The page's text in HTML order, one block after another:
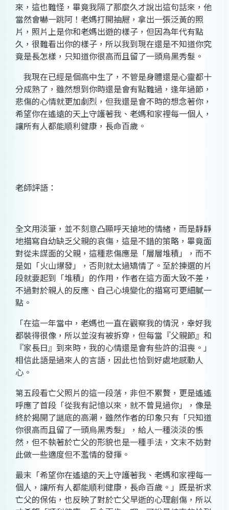
來，這也難怪，畢竟我隔了那麼久才說出這句話來，他
當然會嚇一跳阿！老媽打開抽屜，拿出一張泛黃的照
片，照片上是你和老媽出遊的樣子，但因為年代有點
久，很難看出你的樣子，所以我到現在還是不知道你究
竟是長怎樣，只知道你很高而且留了一頭烏黑秀髮。
我現在已經是個高中生了，不管是身體還是心靈都十
分成熟了，雖然想到你時還是會有點難過，逢年過節，
悲傷的心情就更加劇烈，但我還是會不時的想念著你，
希望你在遙遠的天上守護著我、老媽和家裡每一個人，
讓所有人都能順利健康，長命百歲。
老師評語：
全文用淡筆，並不刻意凸顯呼天搶地的情緒，而是靜靜
地描寫自幼缺乏父親的哀傷，這是不錯的策略，畢竟面
對從未謀面的父親，這種悲傷應是「層層堆積」，而不
是如「火山爆發」，否則就太過矯情了。至於揀選的片
段就要起到「堆積」的作用，作者在這方面大致不差，
不過對於親人的反應、自己心境變化的描寫可更細膩一
點。
「在這一年當中，老媽也一直在觀察我的情況，幸好我
都裝得很像，所以並沒有被拆穿，但每當『父親節』和
『家長日』到來時，我的心情還是會有些許的沮喪。」
相信此語是過來人的言語，因此也恰到好處地感動人
心。
第五段看亡父照片的這一段落，非但不累贅，更是遙遙
呼應了首段「從我有記憶以來，就不曾見過你」，像是
終於揭開了謎底的高潮，雖然作者的印象只有「只知道
你很高而且留了一頭烏黑秀髮」，給人一種淡淡的悵
然，但不執著於亡父的形貌也是一種手法，文末不妨對
此做一些適度但不濫情的發揮。
最末「希望你在遙遠的天上守護著我、老媽和家裡每一
個人，讓所有人都能順利健康，長命百歲。」既是祈求
亡父的保佑，也反映了對於亡父早逝的心理創傷，所以